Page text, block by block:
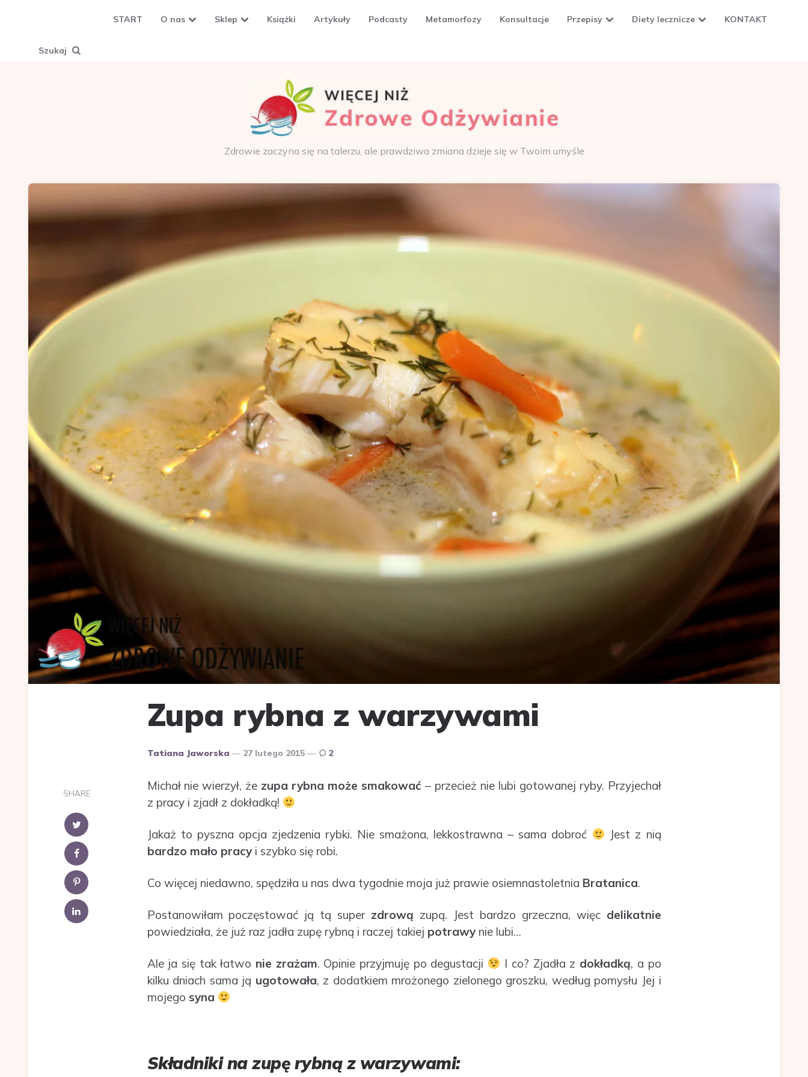
START O nas Sklep Książki Artykuły Podcasty Metamorfozy Konsultacje Przepisy Diety lecznicze KONTAKT
Szukaj
Zdrowie zaczyna się na talerzu, ale prawdziwa zmiana dzieje się w Twoim umyśle
Zupa rybna z warzywami
Dodane
Tatiana Jaworska 27 lutego 2015 2
SHARE
Michał nie wierzył, że zupa rybna może smakować – przecież nie lubi gotowanej ryby. Przyjechał
z pracy i zjadł z dokładką!
Jakaż to pyszna opcja zjedzenia rybki. Nie smażona, lekkostrawna – sama dobroć
Jest z nią
bardzo mało pracyi szybko się robi.
Co więcej niedawno, spędziła u nas dwa tygodnie moja już prawie osiemnastoletnia Bratanica.
Postanowiłam poczęstować ją tą super zdrową zupą. Jest bardzo grzeczna, więc delikatnie
powiedziała, że już raz jadła zupę rybną i raczej takiej potrawynie lubi…
Ale ja się tak łatwo nie zrażam. Opinie przyjmuję po degustacji I co? Zjadła z dokładką, a po
kilku dniach sama ją ugotowała, z dodatkiem mrożonego zielonego groszku, według pomysłu Jej i
mojego syna
Składniki na zupę rybną z warzywami: